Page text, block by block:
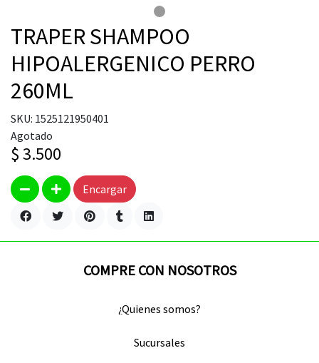
TRAPER SHAMPOO
HIPOALERGENICO PERRO
260ML
SKU: 1525121950401
Agotado
$ 3.500
Encargar
COMPRE CON NOSOTROS
¿Quienes somos?
Sucursales